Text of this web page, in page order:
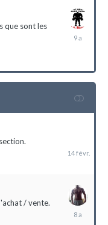
que sont les
/ vente.